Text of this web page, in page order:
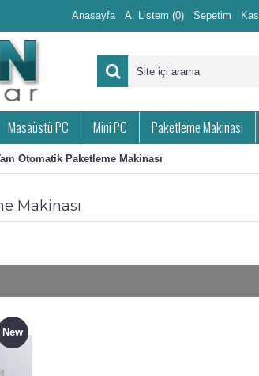
Anasayfa A. Listem (0) Sepetim
Masaüstü PC Mini PC Paketleme Makinası
Otomatik Paketleme Makinası
Makinası
New